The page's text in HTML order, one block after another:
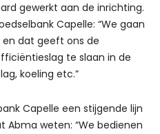
gewerkt aan de inrichting.
Capelle: “We gaan
en dat geeft ons de
te slaan in de
koeling etc.”
Capelle een stijgende lijn
Abma weten: “We bedienen